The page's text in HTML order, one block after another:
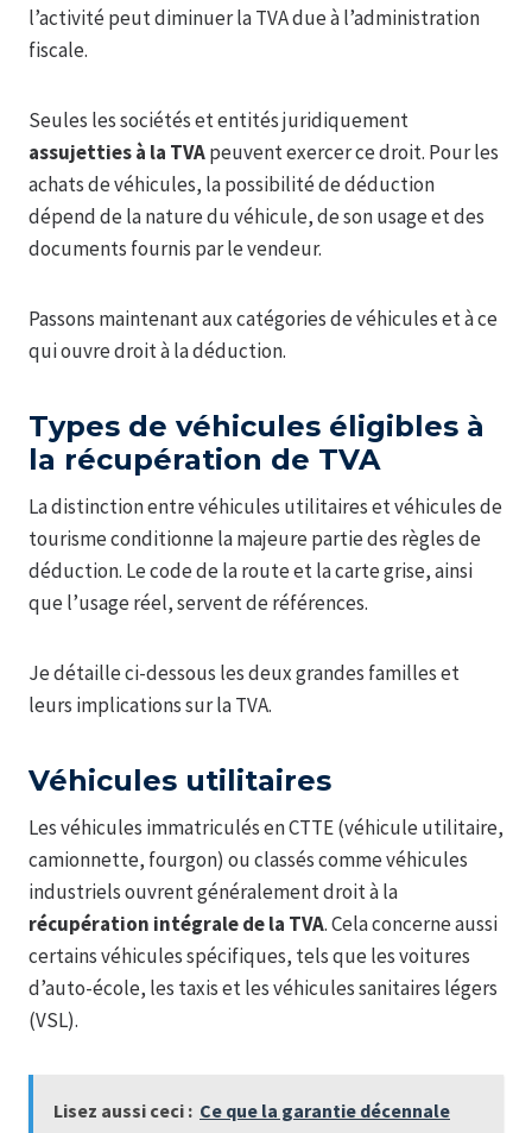
l’activité peut diminuer la TVA due à l’administration
fiscale.
Seules les sociétés et entités juridiquement
assujetties à la TVApeuvent exercer ce droit. Pour les
achats de véhicules, la possibilité de déduction
dépend de la nature du véhicule, de son usage et des
documents fournis par le vendeur.
Passons maintenant aux catégories de véhicules et à ce
qui ouvre droit à la déduction.
Types de véhicules éligibles à
la récupération de TVA
La distinction entre véhicules utilitaires et véhicules de
tourisme conditionne la majeure partie des règles de
déduction. Le code de la route et la carte grise, ainsi
que l’usage réel, servent de références.
Je détaille ci-dessous les deux grandes familles et
leurs implications sur la TVA.
Véhicules utilitaires
Les véhicules immatriculés en CTTE (véhicule utilitaire,
camionnette, fourgon) ou classés comme véhicules
industriels ouvrent généralement droit à la
récupération intégrale de la TVA. Cela concerne aussi
certains véhicules spécifiques, tels que les voitures
d’auto-école, les taxis et les véhicules sanitaires légers
(VSL).
Lisez aussi ceci : Ce que la garantie décennale